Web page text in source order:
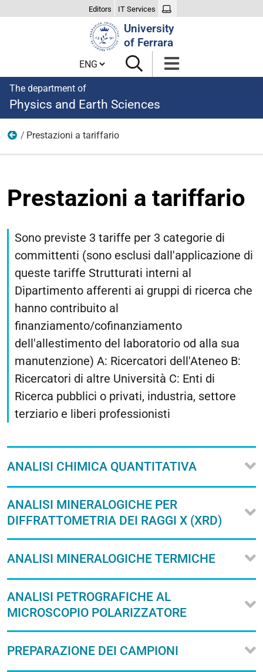
Editors IT Services
University
of Ferrara
Cambia lingua
The department of
Physics and Earth Sciences
About us
Prestazioni a tariffario
Prestazioni a tariffario
Sono previste 3 tariffe per 3 categorie di
committenti (sono esclusi dall'applicazione di
queste tariffe Strutturati interni al
Dipartimento afferenti ai gruppi di ricerca che
hanno contribuito al
finanziamento/cofinanziamento
dell'allestimento del laboratorio od alla sua
manutenzione) A: Ricercatori dell'Ateneo B:
Ricercatori di altre Università C: Enti di
Ricerca pubblici o privati, industria, settore
terziario e liberi professionisti
ANALISI CHIMICA QUANTITATIVA
ANALISI MINERALOGICHE PER
DIFFRATTOMETRIA DEI RAGGI X (XRD)
ANALISI MINERALOGICHE TERMICHE
ANALISI PETROGRAFICHE AL
MICROSCOPIO POLARIZZATORE
PREPARAZIONE DEI CAMPIONI